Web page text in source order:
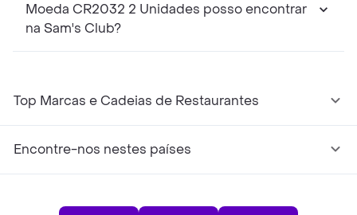
Moeda CR2032 2 Unidades posso encontrar
na Sam's Club?
Top Marcas e Cadeias de Restaurantes
Encontre-nos nestes países